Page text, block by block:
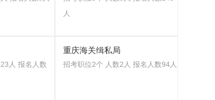
人
人 报名人数
重庆海关缉私局
招考职位2个 人数2人 报名人数94人